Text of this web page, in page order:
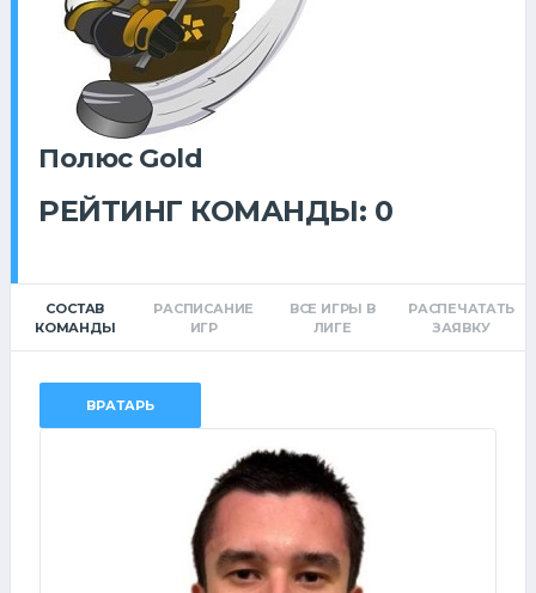
Полюс Gold
РЕЙТИНГ КОМАНДЫ: 0
СОСТАВ
КОМАНДЫ
РАСПИСАНИЕ
ИГР
ВСЕ ИГРЫ В
ЛИГЕ
РАСПЕЧАТАТЬ
ЗАЯВКУ
ВРАТАРЬ